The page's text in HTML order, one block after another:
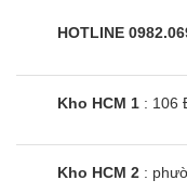
HOTLINE
Kho HCM 1 : 106
Kho HCM 2 :